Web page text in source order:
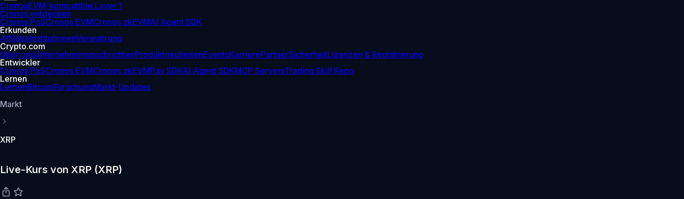
CronosEVM-kompatible Layer 1
Cronos entdecken
Cronos PoSCronos EVMCronos zkEVMAI Agent SDK
Erkunden
AffiliateInstitutionenVerwahrung
Crypto.com
Über unsUnternehmensnachrichtenProduktneuheitenEventsKarrierePartnerSicherheitLizenzen & Registrierung
Entwickler
Cronos PoSCronos EVMCronos zkEVMPay SDKAI Agent SDKMCP ServersTrading Skill Repo
Lernen
LernenBitcoinForschungMarkt-Updates
Markt
XRP
Live-Kurs von XRP (XRP)